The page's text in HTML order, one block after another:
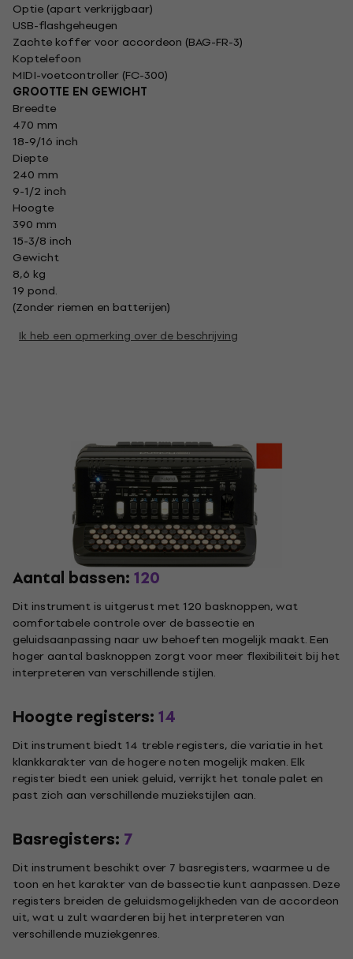
Optie (apart verkrijgbaar)
USB-flashgeheugen
Zachte koffer voor accordeon (BAG-FR-3)
Koptelefoon
MIDI-voetcontroller (FC-300)
GROOTTE EN GEWICHT
Breedte
470 mm
18-9/16 inch
Diepte
240 mm
9-1/2 inch
Hoogte
390 mm
15-3/8 inch
Gewicht
8,6 kg
19 pond.
(Zonder riemen en batterijen)
Ik heb een opmerking over de beschrijving
Aantal bassen:120
Dit instrument is uitgerust met 120 basknoppen, wat
comfortabele controle over de bassectie en
geluidsaanpassing naar uw behoeften mogelijk maakt. Een
hoger aantal basknoppen zorgt voor meer flexibiliteit bij het
interpreteren van verschillende stijlen.
Hoogte registers:14
Dit instrument biedt 14 treble registers, die variatie in het
klankkarakter van de hogere noten mogelijk maken. Elk
register biedt een uniek geluid, verrijkt het tonale palet en
past zich aan verschillende muziekstijlen aan.
Basregisters: 7
Dit instrument beschikt over 7 basregisters, waarmee u de
toon en het karakter van de bassectie kunt aanpassen. Deze
registers breiden de geluidsmogelijkheden van de accordeon
uit, wat u zult waarderen bij het interpreteren van
verschillende muziekgenres.